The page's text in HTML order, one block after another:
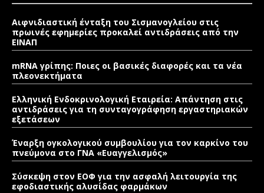
Αιφνιδιαστική ένταξη του Σισμανογλείου στις
πρωινές εφημερίες προκαλεί αντιδράσεις από την
ΕΙΝΑΠ
mRNA γρίπης: Ποιες οι βασικές διαφορές και τα νέα
πλεονεκτήματα
Ελληνική Ενδοκρινολογική Εταιρεία: Απάντηση στις
αντιδράσεις για τη συνταγογράφηση εργαστηριακών
εξετάσεων
Έναρξη ογκολογικού συμβουλίου για τον καρκίνο του
πνεύμονα στο ΓΝΑ «Ευαγγελισμός»
Σύσκεψη στον ΕΟΦ για την ασφαλή λειτουργία της
εφοδιαστικής αλυσίδας φαρμάκων